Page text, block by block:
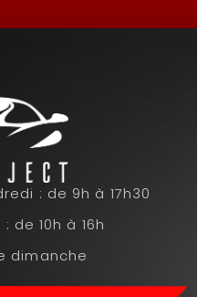
: de 9h à 17h30
de 10h à 16h
dimanche